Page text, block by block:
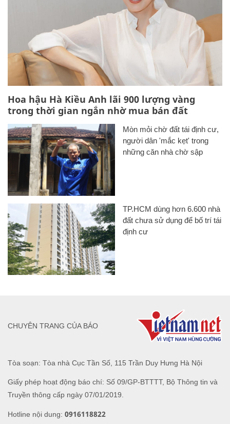
Hoa hậu Hà Kiều Anh lãi 900 lượng vàng
trong thời gian ngắn nhờ mua bán đất
Mòn mỏi chờ đất tái định cư,
người dân 'mắc kẹt' trong
những căn nhà chờ sập
TP.HCM dùng hơn 6.600 nhà
đất chưa sử dụng để bố trí tái
định cư
Tòa soạn: Tòa nhà Cục Tần Số, 115 Trần Duy Hưng Hà Nội
Giấy phép hoạt động báo chí: Số 09/GP-BTTTT, Bộ Thông tin và
Truyền thông cấp ngày 07/01/2019.
Hotline nội dung: 0916118822
CHUYÊN TRANG CỦA BÁO